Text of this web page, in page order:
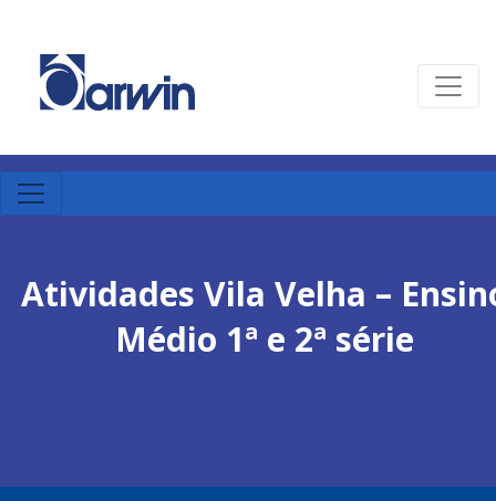
Atividades Vila Velha –
Médio 1ª e 2ª série